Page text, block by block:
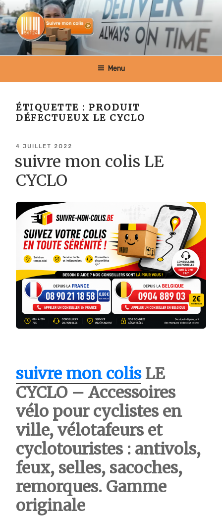
Aller
au
contenu
principal
SUIVRE MON COLIS BELGIQUE
Menu
ÉTIQUETTE :PRODUIT
DÉFECTUEUX LE CYCLO
PUBLIÉ
4 JUILLET 2022
suivre mon colis LE
CYCLO
suivre mon colisLE
CYCLO – Accessoires
vélo pour cyclistes en
ville, vélotafeurs et
cyclotouristes : antivols,
feux, selles, sacoches,
remorques. Gamme
originale